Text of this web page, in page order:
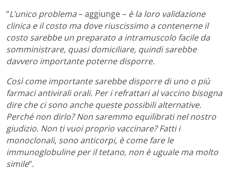
“L’unico problema– aggiunge – è la loro validazione
clinica e il costo ma dove riuscissimo a contenerne il
costo sarebbe un preparato a intramuscolo facile da
somministrare, quasi domiciliare, quindi sarebbe
davvero importante poterne disporre.
Così come importante sarebbe disporre di uno o più
farmaci antivirali orali. Per i refrattari al vaccino bisogna
dire che ci sono anche queste possibili alternative.
Perché non dirlo? Non saremmo equilibrati nel nostro
giudizio. Non ti vuoi proprio vaccinare? Fatti i
monoclonali, sono anticorpi, è come fare le
immunoglobuline per il tetano, non è uguale ma molto
simile“.